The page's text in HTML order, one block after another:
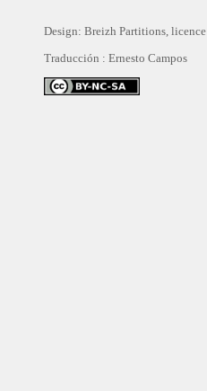
Design: Breizh Partitions, licence
Traducción : Ernesto Campos